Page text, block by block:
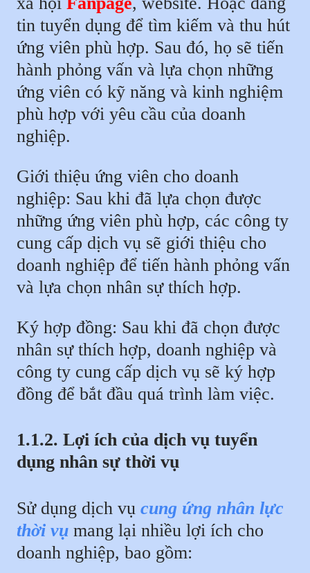
tin tuyển dụng để tìm kiếm và thu hút
ứng viên phù hợp. Sau đó, họ sẽ tiến
hành phỏng vấn và lựa chọn những
ứng viên có kỹ năng và kinh nghiệm
phù hợp với yêu cầu của doanh
nghiệp.
Giới thiệu ứng viên cho doanh
nghiệp: Sau khi đã lựa chọn được
những ứng viên phù hợp, các công ty
cung cấp dịch vụ sẽ giới thiệu cho
doanh nghiệp để tiến hành phỏng vấn
và lựa chọn nhân sự thích hợp.
Ký hợp đồng: Sau khi đã chọn được
nhân sự thích hợp, doanh nghiệp và
công ty cung cấp dịch vụ sẽ ký hợp
đồng để bắt đầu quá trình làm việc.
1.1.2. Lợi ích của dịch vụ tuyển
dụng nhân sự thời vụ
Sử dụng dịch vụ cung ứng nhân lực
thời vụ mang lại nhiều lợi ích cho
doanh nghiệp, bao gồm: